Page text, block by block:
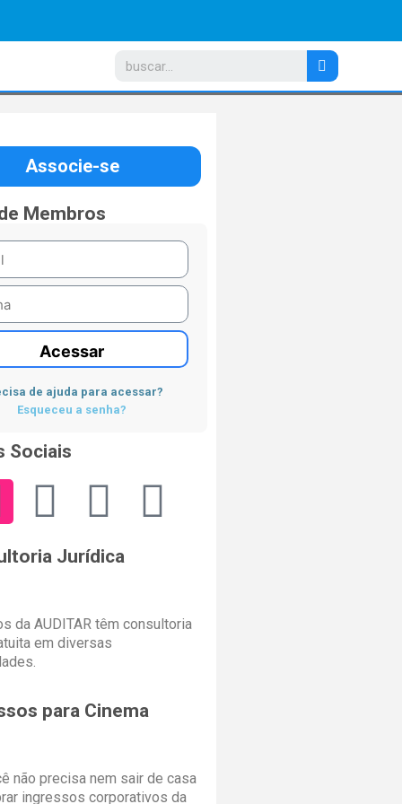
Associe-se
Membros
Acessar
de ajuda para acessar?
Esqueceu a senha?
Sociais
Jurídica
da AUDITAR têm consultoria
em diversas
para Cinema
não precisa nem sair de casa
ingressos corporativos da